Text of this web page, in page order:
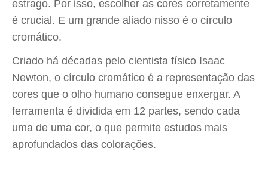
estrago. Por isso, escolher as cores corretamente
é crucial. E um grande aliado nisso é o círculo
cromático.
Criado há décadas pelo cientista físico Isaac
Newton, o círculo cromático é a representação das
cores que o olho humano consegue enxergar. A
ferramenta é dividida em 12 partes, sendo cada
uma de uma cor, o que permite estudos mais
aprofundados das colorações.